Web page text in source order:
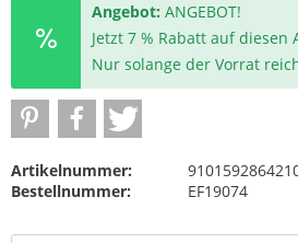
Angebot: ANGEBOT!
Jetzt 7 % Rabatt auf diesen
Nur solange der Vorrat
Artikelnummer:
Bestellnummer:
EF19074